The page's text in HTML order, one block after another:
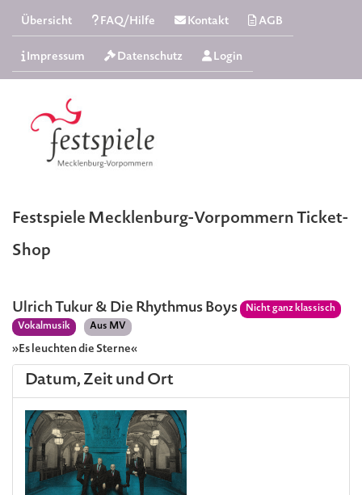
Übersicht FAQ/Hilfe Kontakt AGB
Impressum Datenschutz Login
Festspiele Mecklenburg-Vorpommern Ticket-
Shop
Ulrich Tukur & Die Rhythmus Boys
Nicht ganz klassisch
Vokalmusik
Aus MV
»Es leuchten die Sterne«
Datum, Zeit und Ort